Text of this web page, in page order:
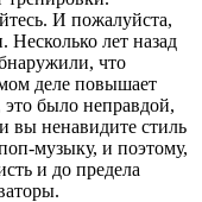
И пожалуйста,
лет назад
что
деле повышает
это было неправдой,
вы ненавидите стиль
музыку, и поэтому,
и до предела